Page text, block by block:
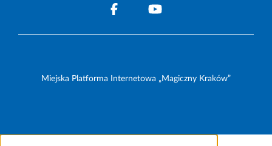
Miejska Platforma Internetowa „Magiczny Kraków”